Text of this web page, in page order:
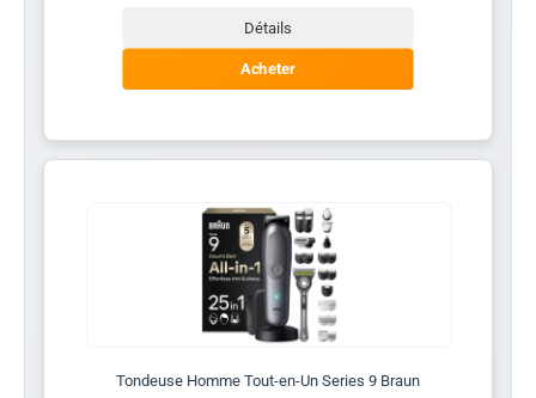
Détails
Acheter
Tondeuse Homme Tout-en-Un Series 9 Braun